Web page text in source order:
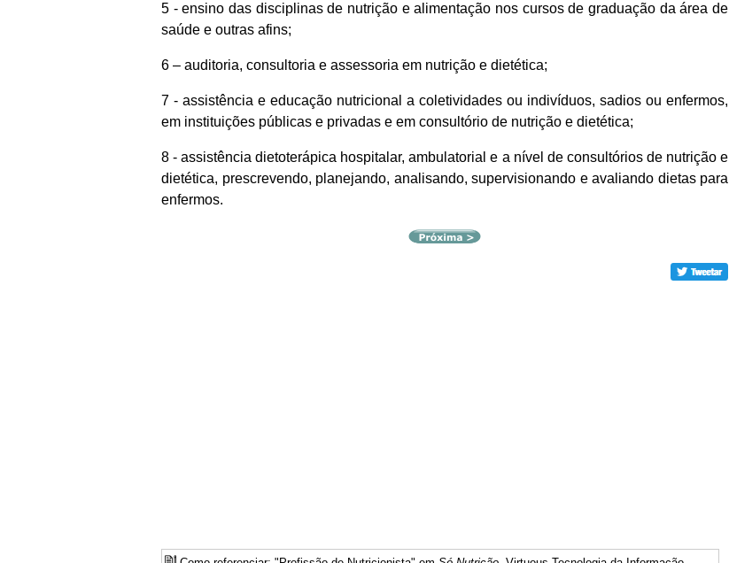
5 - ensino das disciplinas de nutrição e alimentação nos cursos de graduação da área de
saúde e outras afins;
6 – auditoria, consultoria e assessoria em nutrição e dietética;
7 - assistência e educação nutricional a coletividades ou indivíduos, sadios ou enfermos,
em instituições públicas e privadas e em consultório de nutrição e dietética;
8 - assistência dietoterápica hospitalar, ambulatorial e a nível de consultórios de nutrição e
dietética, prescrevendo, planejando, analisando, supervisionando e avaliando dietas para
enfermos.